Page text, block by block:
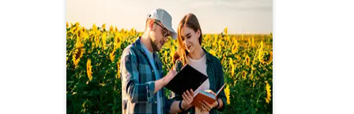
BOVINOCULTURA
HARIELLY MARIANNE COSTA MARQUES
Gestão do Agronegócio
Detalhes do curso
Ir para Inscrição